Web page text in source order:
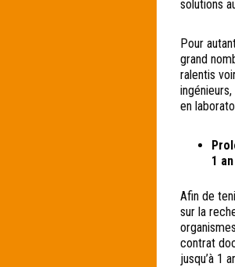
solutions
Pour
grand
ralentis
en
1 an
Afin de
sur la
contrat
jusqu’à 1